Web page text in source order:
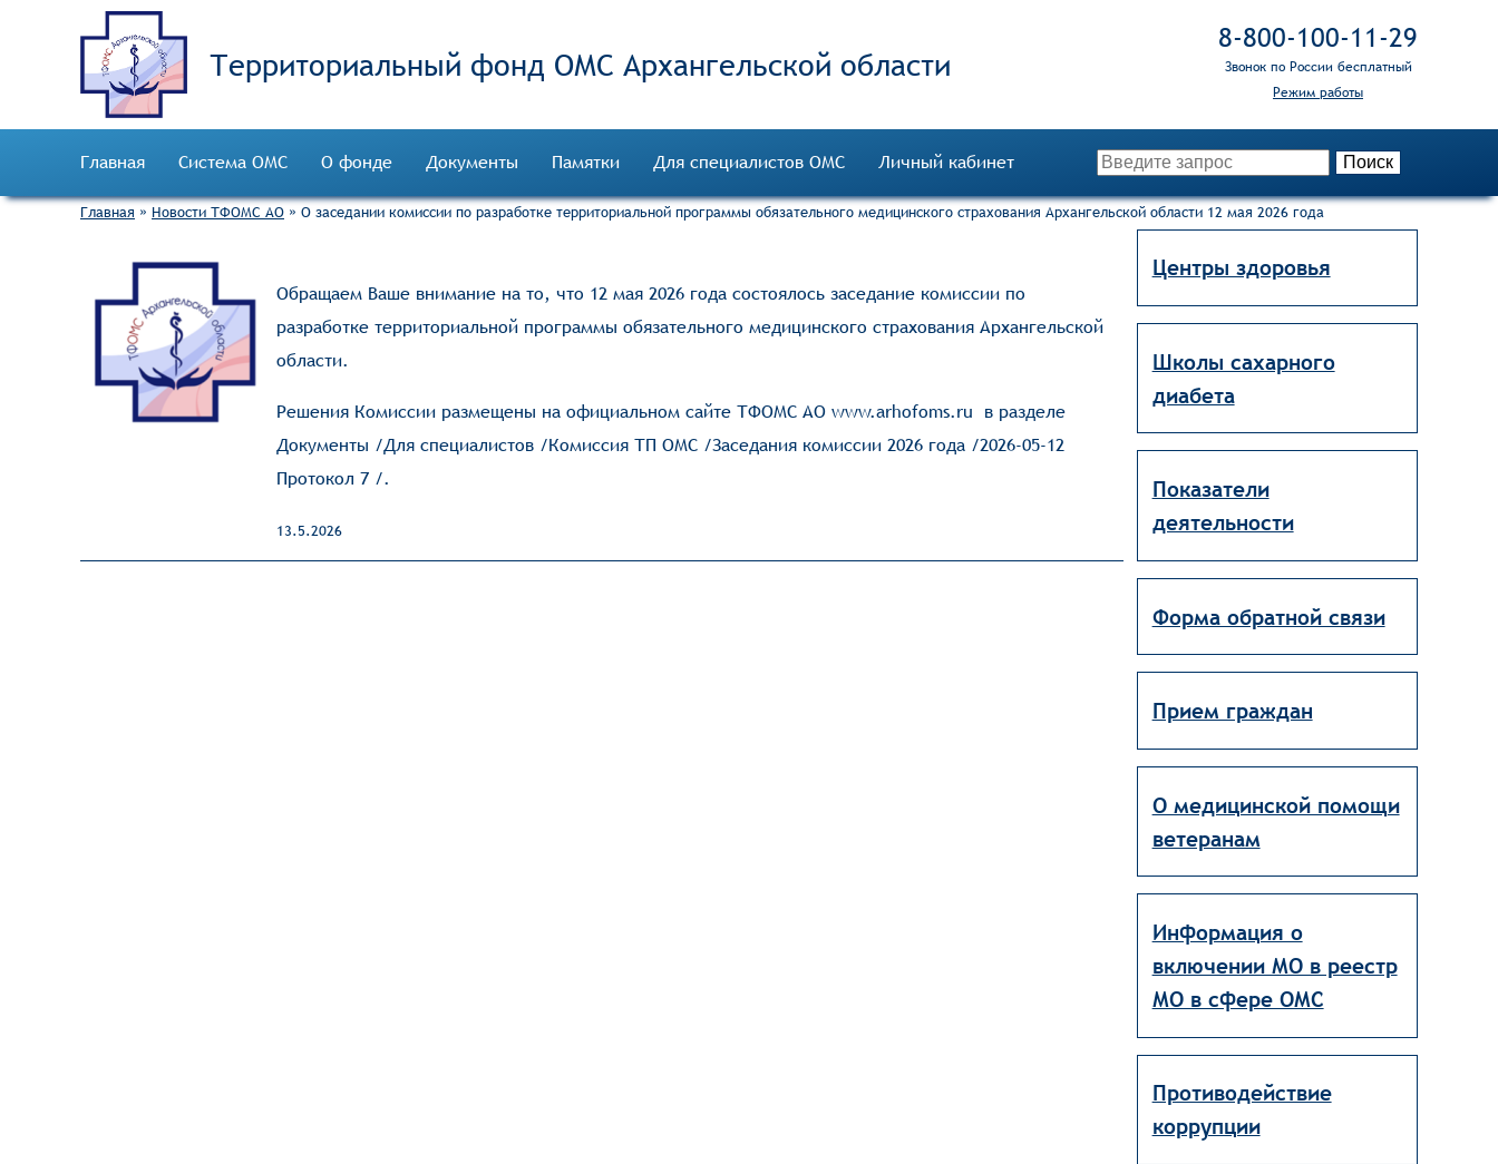
Территориальный фонд ОМС
8‑800‑100‑11‑29
Звонок по России бесплатный
Режим работы
Главная Система ОМС О фонде Документы Памятки Для специалистов ОМС Личный кабинет
Главная » Новости ТФОМС АО » О заседании комиссии по разработке территориальной программы обязательного медицинского страхования Архангельской области 12 мая 2026 года
Обращаем Ваше внимание на то, что 12 мая 2026 года состоялось заседание комиссии по
разработке территориальной программы обязательного медицинского страхования Архангельской
области.
Решения Комиссии размещены на официальном сайте ТФОМС АОwww.arhofoms.ru в разделе
Документы /Для специалистов /Комиссия ТП ОМС /Заседания комиссии 2026 года /2026-05-12
Протокол 7 /.
13.5.2026
Центры здоровья
Школы сахарного
диабета
Показатели
деятельности
Форма обратной связи
Прием граждан
О медицинской помощи
ветеранам
Информация о
включении МО в реестр
МО в сфере ОМС
Противодействие
коррупции